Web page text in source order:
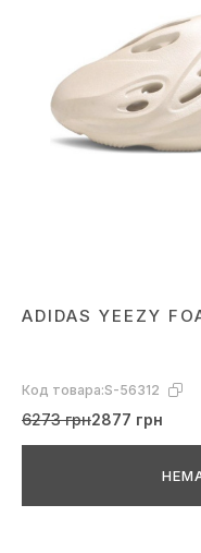
ADIDAS YEEZY
Код товара:S-56312
6273 грн2877 грн